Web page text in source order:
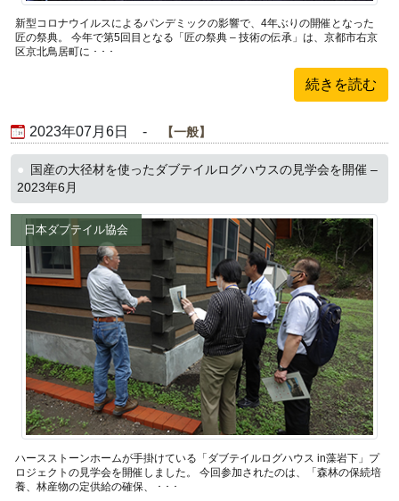
新型コロナウイルスによるパンデミックの影響で、4年ぶりの開催となった
匠の祭典。 今年で第5回目となる「匠の祭典 – 技術の伝承」は、京都市右京
区京北鳥居町に ･ ･ ･
続きを読む
2023年07月6日 - 一般
国産の大径材を使ったダブテイルログハウスの見学会を開催 –
2023年6月
日本ダブテイル協会
ハースストーンホームが手掛けている「ダブテイルログハウス in藻岩下」プ
ロジェクトの見学会を開催しました。 今回参加されたのは、「森林の保続培
養、林産物の定供給の確保、 ･ ･ ･